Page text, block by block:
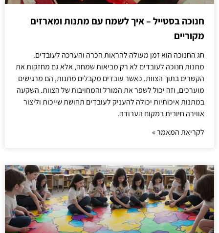
חנוכה בסטייל – איך לשמח עם מתנות ומארזים
מקוריים
חג החנוכה הוא זמן מעולה להראות הכרה והערכה לעובדים.
מתנות חנוכה לעובדים לא רק מביאות שמחה, אלא גם מחזקות את
הקשרים בתוך הצוות. כאשר עובדים מקבלים מתנות, הם מרגישים
מוערכים, וזה יכול לשפר את המורל והמחויבות של הצוות. השקעה
במתנות איכותיות יכולה להעניק לעובדים תחושת שייכות וליצור
אווירה חיובית במקום העבודה.
לקריאת המאמר »